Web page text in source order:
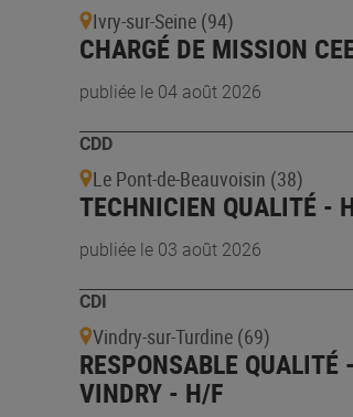
Ivry-sur-Seine (94)
CHARGÉ DE MISSION
publiée le 04 août 2026
CDD
Le Pont-de-Beauvoisin (38)
TECHNICIEN QUALITÉ -
publiée le 03 août 2026
CDI
Vindry-sur-Turdine (69)
RESPONSABLE QUALITÉ
VINDRY - H/F